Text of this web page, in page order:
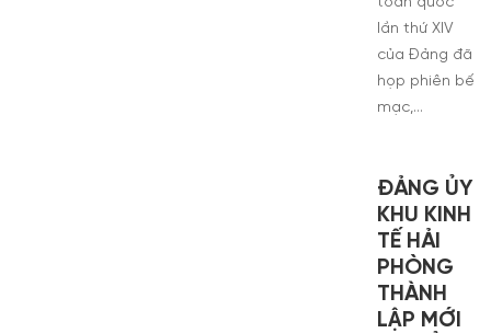
lần thứ XIV
của Đảng đã
họp phiên bế
mạc,…
ĐẢNG ỦY
KHU KINH
TẾ HẢI
PHÒNG
THÀNH
LẬP MỚI